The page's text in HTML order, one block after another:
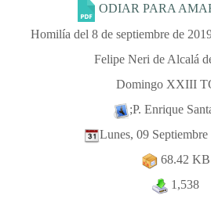
ODIAR PARA
Homilía del 8 de septiembre de
Felipe Neri de Alcalá
Domingo XXIII
;P. Enrique
Lunes, 09
68.42 KB
1,538